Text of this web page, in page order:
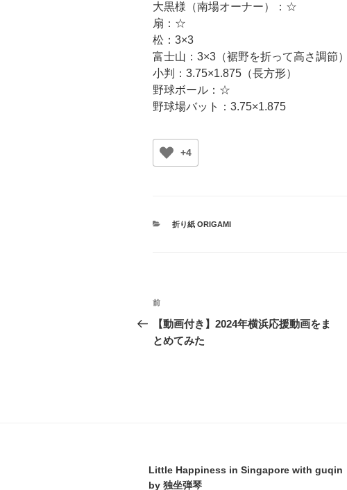
大黒様（南場オーナー）：☆
扇：☆
松：3×3
富士山：3×3（裾野を折って高さ調節）
小判：3.75×1.875（長方形）
野球ボール：☆
野球場バット：3.75×1.875
+4
カ
折り紙 ORIGAMI
投
稿
ナ
ョ
前
の
投
前
【動画付き】2024年横浜応援動画をま
とめてみた
Little Happiness in Singapore with guqin
by 独坐弾琴